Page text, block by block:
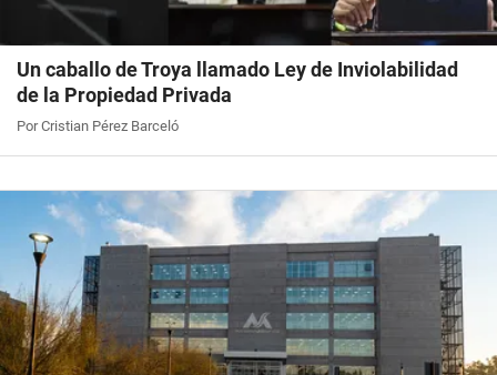
Un caballo de Troya llamado Ley de Inviolabilidad
de la Propiedad Privada
Por Cristian Pérez Barceló